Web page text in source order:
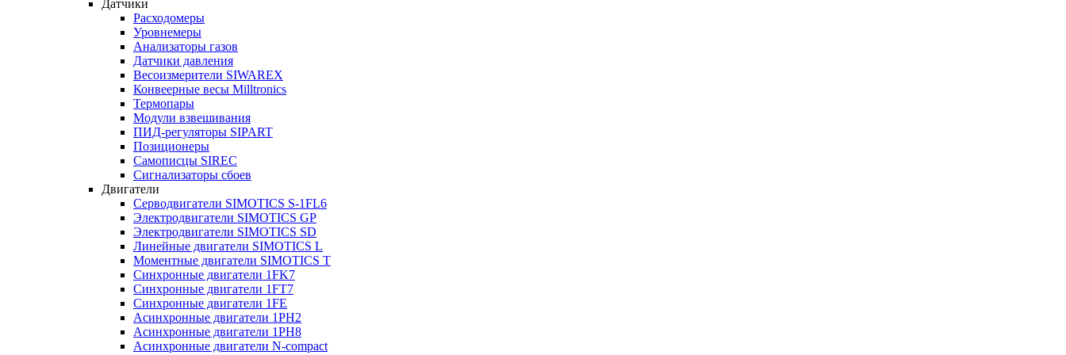
Датчики
Расходомеры
Уровнемеры
Анализаторы газов
Датчики давления
Весоизмерители SIWAREX
Конвеерные весы Milltronics
Термопары
Модули взвешивания
ПИД-регуляторы SIPART
Позиционеры
Самописцы SIREC
Сигнализаторы сбоев
Двигатели
Серводвигатели SIMOTICS S-1FL6
Электродвигатели SIMOTICS GP
Электродвигатели SIMOTICS SD
Линейные двигатели SIMOTICS L
Моментные двигатели SIMOTICS T
Синхронные двигатели 1FK7
Синхронные двигатели 1FT7
Синхронные двигатели 1FE
Асинхронные двигатели 1PH2
Асинхронные двигатели 1PH8
Асинхронные двигатели N-compact